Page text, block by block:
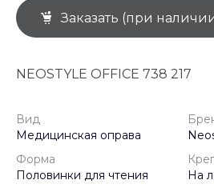
Заказать (при
NEOSTYLE OFFICE 738 217
Вид
Медицинская оправа
Форма
Половинки для чтения
На